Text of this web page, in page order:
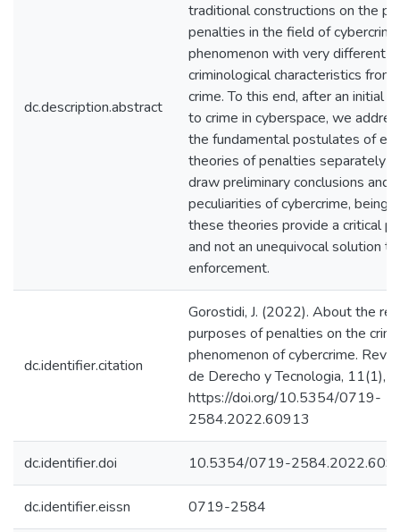
dc.description.abstract
traditional constructions on the
penalties in the field of
phenomenon with very different
criminological characteristics from
crime. To this end, after an initial
to crime in cyberspace, we
the fundamental postulates of
theories of penalties separately
draw preliminary conclusions and
peculiarities of cybercrime, being
these theories provide a critical
and not an unequivocal solution
enforcement.
dc.identifier.citation
Gorostidi, J. (2022). About the
purposes of penalties on the
phenomenon of cybercrime.
de Derecho y Tecnologia, 11(1),
https://doi.org/10.5354/0719-
2584.2022.60913
dc.identifier.doi 10.5354/0719-
dc.identifier.eissn 0719-2584